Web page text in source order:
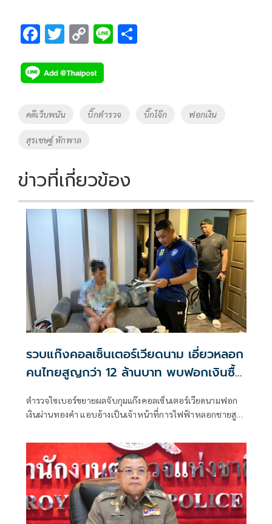
F
e
b
o
k
T
tt
er
C
p
y
Li
Li
Tags
คดีเว็บพนัน บิ๊กตำรวจ บิ๊กโจ๊ก ฟอกเงิน
สุรเชษฐ์ หักพาล
ข่าวที่เกี่ยวข้อง
รวบแก๊งคอลเซ็นเตอร์เวียดนาม เอี่ยวหลอก
คนไทยสูญกว่า 12 ล้านบาท พบฟอกเงินซื้อ
ตำรวจไซเบอร์ขยายผลจับกุมแก๊งคอลเซ็นเตอร์เวียดนามฟอก
เงินผ่านทองคำ แอบอ้างเป็นเจ้าหน้าที่การไฟฟ้าหลอกชายสูง
เงินของเจ้าหน้าที่